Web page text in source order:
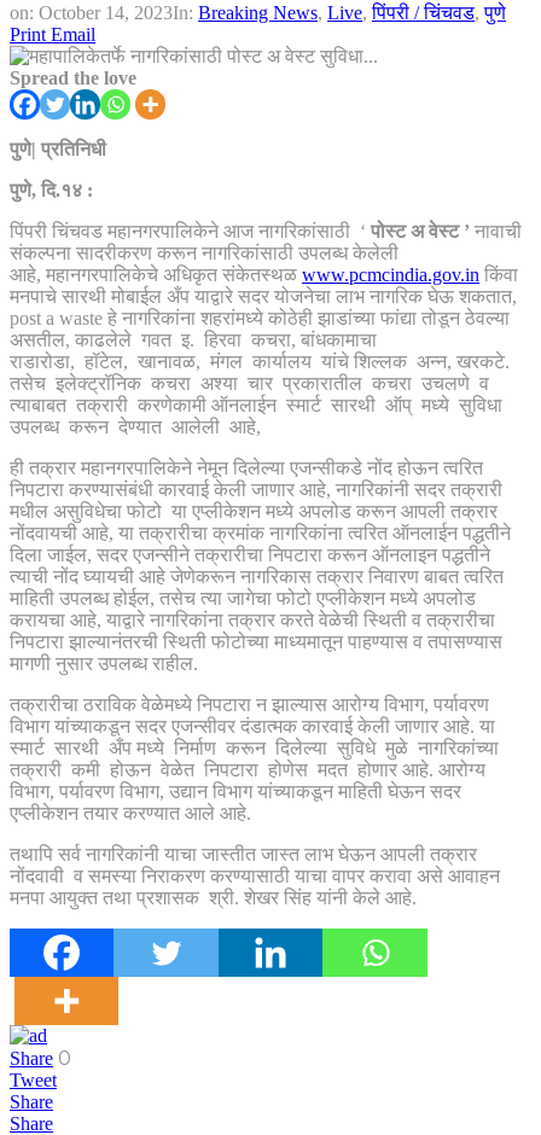
on: October 14, 2023In: Breaking News, Live,पिंपरी / चिंचवड,पुणे
Print Email
Spread the love
पुणे| प्रतिनिधी
पुणे, दि.१४ :
पिंपरी चिंचवड महानगरपालिकेने आज नागरिकांसाठी ‘ पोस्ट अ वेस्ट ’ नावाची
संकल्पना सादरीकरण करून नागरिकांसाठी उपलब्ध केलेली
आहे, महानगरपालिकेचे अधिकृत संकेतस्थळ www.pcmcindia.gov.in किंवा
मनपाचे सारथी मोबाईल अँप याद्वारे सदर योजनेचा लाभ नागरिक घेऊ शकतात,
post a waste हे नागरिकांना शहरांमध्ये कोठेही झाडांच्या फांद्या तोडून ठेवल्या
असतील, काढलेले गवत इ. हिरवा कचरा, बांधकामाचा
राडारोडा, हॉटेल, खानावळ, मंगल कार्यालय यांचे शिल्लक अन्न, खरकटे.
तसेच इलेक्ट्रॉनिक कचरा अश्या चार प्रकारातील कचरा उचलणे व
त्याबाबत तक्रारी करणेकामी ऑनलाईन स्मार्ट सारथी ऑप् मध्ये सुविधा
उपलब्ध करून देण्यात आलेली आहे,
ही तक्रार महानगरपालिकेने नेमून दिलेल्या एजन्सीकडे नोंद होऊन त्वरित
निपटारा करण्यासंबंधी कारवाई केली जाणार आहे, नागरिकांनी सदर तक्रारी
मधील असुविधेचा फोटो या एप्लीकेशन मध्ये अपलोड करून आपली तक्रार
नोंदवायची आहे, या तक्रारीचा क्रमांक नागरिकांना त्वरित ऑनलाईन पद्धतीने
दिला जाईल, सदर एजन्सीने तक्रारीचा निपटारा करून ऑनलाइन पद्धतीने
त्याची नोंद घ्यायची आहे जेणेकरून नागरिकास तक्रार निवारण बाबत त्वरित
माहिती उपलब्ध होईल, तसेच त्या जागेचा फोटो एप्लीकेशन मध्ये अपलोड
करायचा आहे, याद्वारे नागरिकांना तक्रार करते वेळेची स्थिती व तक्रारीचा
निपटारा झाल्यानंतरची स्थिती फोटोच्या माध्यमातून पाहण्यास व तपासण्यास
मागणी नुसार उपलब्ध राहील.
तक्रारीचा ठराविक वेळेमध्ये निपटारा न झाल्यास आरोग्य विभाग, पर्यावरण
विभाग यांच्याकडून सदर एजन्सीवर दंडात्मक कारवाई केली जाणार आहे. या
स्मार्ट सारथी अँप मध्ये निर्माण करून दिलेल्या सुविधे मुळे नागरिकांच्या
तक्रारी कमी होऊन वेळेत निपटारा होणेस मदत होणार आहे. आरोग्य
विभाग, पर्यावरण विभाग, उद्यान विभाग यांच्याकडून माहिती घेऊन सदर
एप्लीकेशन तयार करण्यात आले आहे.
तथापि सर्व नागरिकांनी याचा जास्तीत जास्त लाभ घेऊन आपली तक्रार
नोंदवावी व समस्या निराकरण करण्यासाठी याचा वापर करावा असे आवाहन
मनपा आयुक्त तथा प्रशासक श्री. शेखर सिंह यांनी केले आहे.
Share 0
Tweet
Share
Share